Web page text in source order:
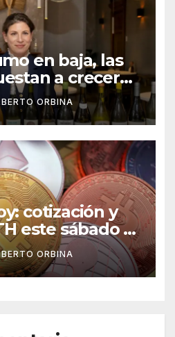
en baja, las
a crecer
el vino
una experiencia
ORBINA
cotización y
este sábado 8
2026ORBINA